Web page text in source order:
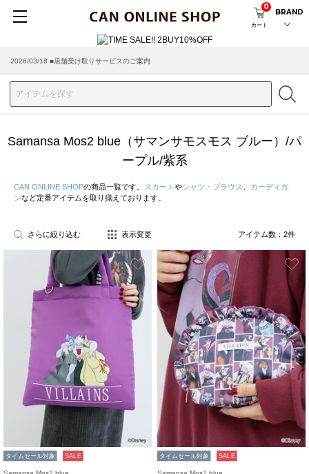
カート
0
BRAND
2026/03/18 ■店舗受け取りサービスのご案内
Samansa Mos2 blue（サマンサモスモス ブルー）/パ
ープル/紫系
CAN ONLINE SHOPの商品一覧です。 スカート やシャツ・ブラウス
カーディガ
ンなど定番アイテムを取り揃えております。
さらに絞り込む 表示変更 アイテム数： 2件
お気に入り
タイムセール対象 SALE タイムセール対象 SALE